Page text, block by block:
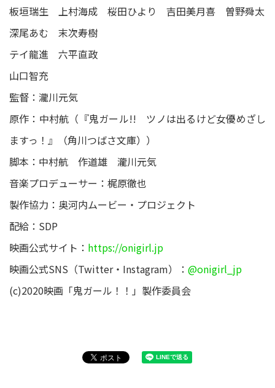
板垣瑞生 上村海成 桜田ひより 吉田美月喜 曽野舜太
深尾あむ 末次寿樹
テイ龍進 六平直政
山口智充
監督：瀧川元気
原作：中村航（『鬼ガール!! ツノは出るけど女優めざし
ますっ！』（角川つばさ文庫））
脚本：中村航 作道雄 瀧川元気
音楽プロデューサー：梶原徹也
製作協力：奥河内ムービー・プロジェクト
配給：SDP
映画公式サイト： https://onigirl.jp
映画公式SNS（Twitter・Instagram）： @onigirl_jp
(c)2020映画「鬼ガール！！」製作委員会